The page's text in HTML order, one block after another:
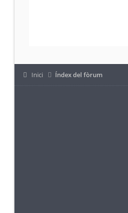
Inici Índex del fòrum